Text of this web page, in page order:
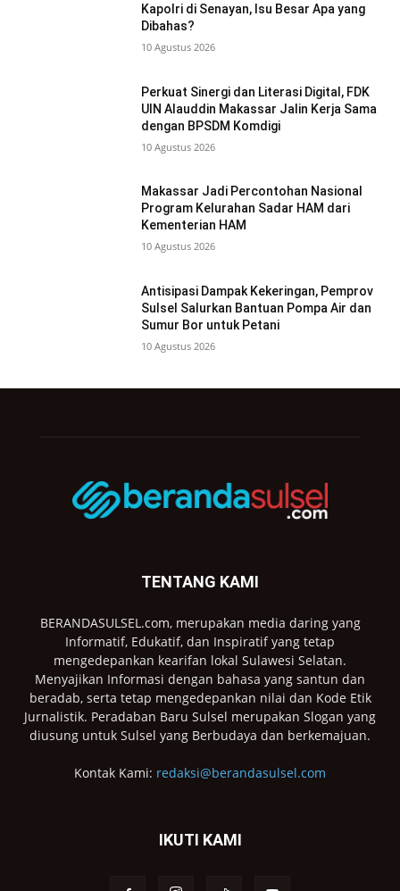
Kapolri di Senayan, Isu Besar Apa yang
Dibahas?
10 Agustus 2026
Perkuat Sinergi dan Literasi Digital, FDK
UIN Alauddin Makassar Jalin Kerja Sama
dengan BPSDM Komdigi
10 Agustus 2026
Makassar Jadi Percontohan Nasional
Program Kelurahan Sadar HAM dari
Kementerian HAM
10 Agustus 2026
Antisipasi Dampak Kekeringan, Pemprov
Sulsel Salurkan Bantuan Pompa Air dan
Sumur Bor untuk Petani
10 Agustus 2026
TENTANG KAMI
BERANDASULSEL.com, merupakan media daring yang
Informatif, Edukatif, dan Inspiratif yang tetap
mengedepankan kearifan lokal Sulawesi Selatan.
Menyajikan Informasi dengan bahasa yang santun dan
beradab, serta tetap mengedepankan nilai dan Kode Etik
Jurnalistik. Peradaban Baru Sulsel merupakan Slogan yang
diusung untuk Sulsel yang Berbudaya dan berkemajuan.
Kontak Kami: redaksi@berandasulsel.com
IKUTI KAMI